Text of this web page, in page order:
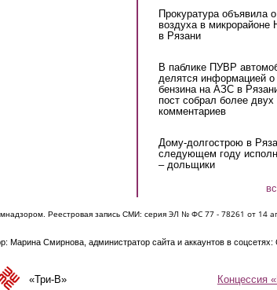
Прокуратура объявила
воздуха в микрорайоне
в Рязани
В паблике ПУВР
делятся информацией о
бензина на АЗС в
пост собрал более двух
комментариев
Дому-долгострою в
следующем году
– дольщики
Реестровая запись СМИ: серия ЭЛ № ФС 77 - 78261 от 14
e-mail)
Марина Смирнова, администратор сайта и аккаунтов в соцсетях:
Концессия
external)«Три-В»